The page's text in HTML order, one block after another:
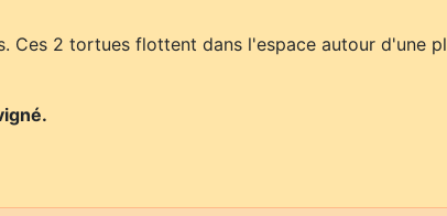
Ces 2 tortues flottent dans l'espace autour d'une